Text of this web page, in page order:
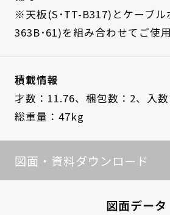
※天板(S･TT-B317)とケーブル
363B･61)を組み合わせてご使
積載情報
才数：11.76、 梱包数：2、 入数
総重量：47kg
図面・資料ダウンロード
図面データ